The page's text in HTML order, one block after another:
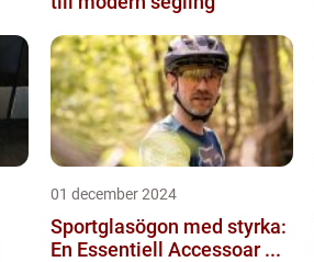
01 december 2024
Sportglasögon med styrka:
En Essentiell Accessoar ...